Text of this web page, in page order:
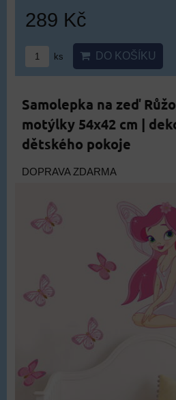
289 Kč
ks DO KOŠÍKU
Samolepka na zeď
motýlky 54x42 cm |
dětského pokoje
DOPRAVA ZDARMA